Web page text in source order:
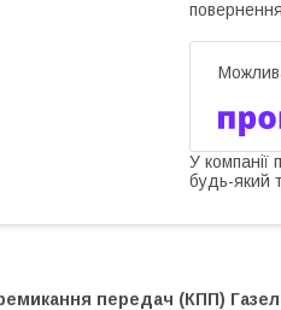
У компанії
будь-який
передач (КПП)